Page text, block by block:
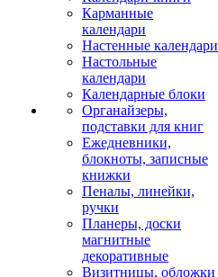
Карманные
календари
Настенные календари
Настольные
календари
Календарные блоки
Органайзеры,
подставки для книг
Ежедневники,
блокноты, записные
книжки
Пеналы, линейки,
ручки
Планеры, доски
магнитные
декоративные
Визитницы, обложки